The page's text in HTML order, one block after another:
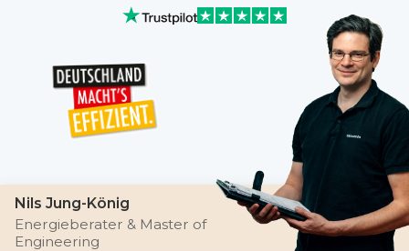
Nils Jung-König
Energieberater & Master of
Engineering